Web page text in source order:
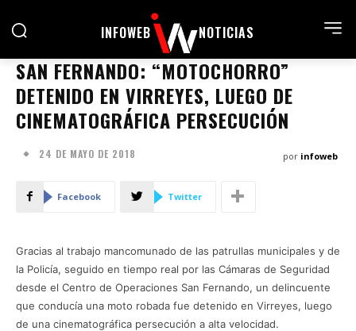
INFOWEB NOTICIAS
SAN FERNANDO: “MOTOCHORRO”
DETENIDO EN VIRREYES, LUEGO DE
CINEMATOGRÁFICA PERSECUCIÓN
24 DE MAYO DE 2018 por infoweb
Facebook Twitter
Gracias al trabajo mancomunado de las patrullas municipales y de
la Policía, seguido en tiempo real por las Cámaras de Seguridad
desde el Centro de Operaciones San Fernando, un delincuente
que conducía una moto robada fue detenido en Virreyes, luego
de una cinematográfica persecución a alta velocidad.